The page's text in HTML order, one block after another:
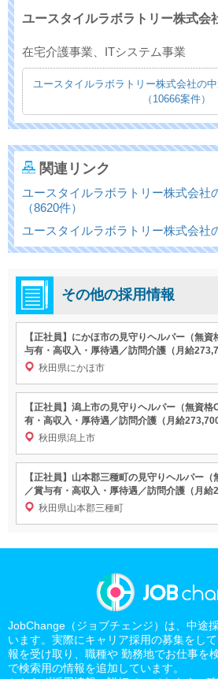
ユースタイルラボラトリー株式会
在宅介護事業、ITシステム事業
ユースタイルラボラトリー株式会社の
（10666案件）
関連リンク
ユースタイルラボラトリー株式会社
（8620件）
ユースタイルラボラトリー株式会社
その他の採用情報
【正社員】にかほ市の見守りヘルパー（無
与有・高収入・厚待遇／訪問介護（月給
秋田県にかほ市
【正社員】潟上市の見守りヘルパー（無資
有・高収入・厚待遇／訪問介護（月給
秋田県潟上市
【正社員】山本郡三種町の見守りヘルパー
／賞与有・高収入・厚待遇／訪問介護（月給
秋田県山本郡三種町
JobChange（ジョブチェンジ）は、中途
います。実際にキャリア採用の募集をし
報を受け取り、職種や 勤務地でお仕事を
で検索用の情報を追加しています。